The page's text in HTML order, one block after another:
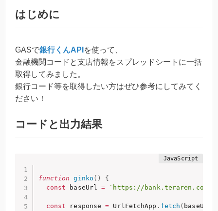
はじめに
GASで銀行くんAPI を使って、
金融機関コードと支店情報をスプレッドシートに一括
取得してみました。
銀行コード等を取得したい方はぜひ参考にしてみてく
ださい！
コードと出力結果
function ginko ( )
{
const baseUrl = `https://bank.teraren.com/
const response = UrlFetchApp . fetch ( baseUrl